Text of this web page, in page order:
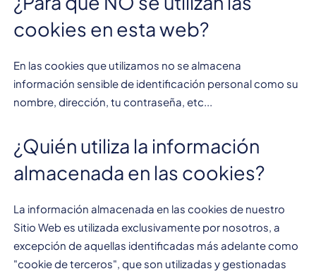
cookies en esta web?
En las cookies que utilizamos no se almacena
información sensible de identificación personal como su
nombre, dirección, tu contraseña, etc...
¿Quién utiliza la información
almacenada en las cookies?
La información almacenada en las cookies de nuestro
Sitio Web es utilizada exclusivamente por nosotros, a
excepción de aquellas identificadas más adelante como
"cookie de terceros", que son utilizadas y gestionadas